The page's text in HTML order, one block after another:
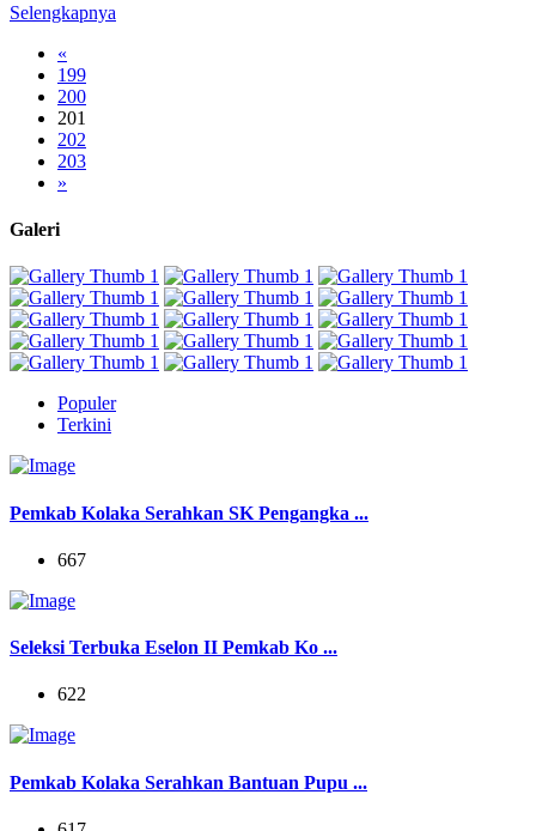
Selengkapnya
«
199
200
201
202
203
»
Galeri
Populer
Terkini
Pemkab Kolaka Serahkan SK Pengangka ...
667
Seleksi Terbuka Eselon II Pemkab Ko ...
622
Pemkab Kolaka Serahkan Bantuan Pupu ...